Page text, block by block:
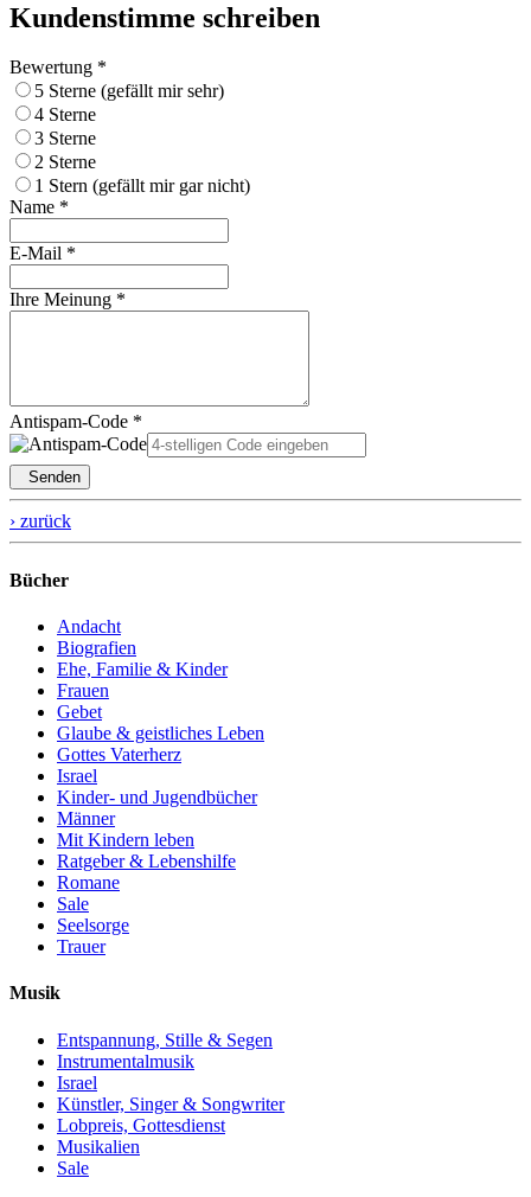
Kundenstimme schreiben
Bewertung *
5 Sterne (gefällt mir sehr)
4 Sterne
3 Sterne
2 Sterne
1 Stern (gefällt mir gar nicht)
Name *
E-Mail *
Ihre Meinung *
Antispam-Code *
Senden
› zurück
Bücher
Andacht
Biografien
Ehe, Familie & Kinder
Frauen
Gebet
Glaube & geistliches Leben
Gottes Vaterherz
Israel
Kinder- und Jugendbücher
Männer
Mit Kindern leben
Ratgeber & Lebenshilfe
Romane
Sale
Seelsorge
Trauer
Musik
Entspannung, Stille & Segen
Instrumentalmusik
Israel
Künstler, Singer & Songwriter
Lobpreis, Gottesdienst
Musikalien
Sale